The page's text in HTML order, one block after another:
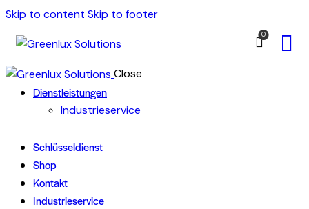
Skip to content Skip to footer
0
Close
Dienstleistungen
Industrieservice
Schlüsseldienst
Shop
Kontakt
Industrieservice